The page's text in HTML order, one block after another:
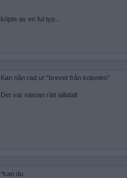
köpte av en ful typ...
Kan nån rad ur ”brevet från kolonien”
Det var nästan rätt iallafall
*kan du